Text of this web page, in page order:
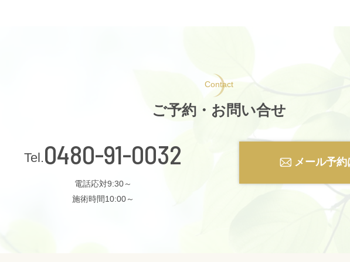
Contact
ご予約・お問い合せ
0480-91-0032
電話応対9:30～
施術時間10:00～
メール予